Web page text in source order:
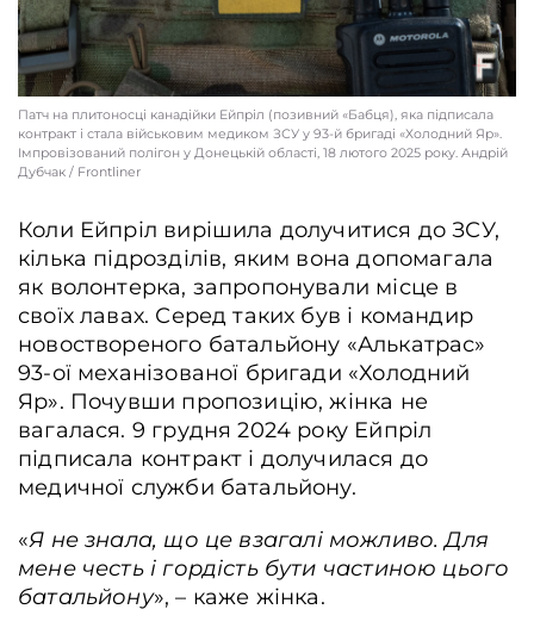
Тіла вбитих під час окупації цивільних на вулицях Бучі, Київська область,
Україна. 2 квітня 2022 року. Андрій Дубчак / Frontliner
Патч на плитоносці канадійки Ейпріл (позивний «Бабця), яка підписала
контракт і стала військовим медиком ЗСУ у 93-й бригаді «Холодний Яр».
Імпровізований полігон у Донецькій області, 18 лютого 2025 року. Андрій
Дубчак / Frontliner
Коли Ейпріл вирішила долучитися до ЗСУ,
кілька підрозділів, яким вона допомагала
як волонтерка, запропонували місце в
своїх лавах. Серед таких був і командир
новоствореного батальйону «Алькатрас»
93-ої механізованої бригади «Холодний
Яр». Почувши пропозицію, жінка не
вагалася. 9 грудня 2024 року Ейпріл
підписала контракт і долучилася до
медичної служби батальйону.
«Я не знала, що це взагалі можливо. Для
мене честь і гордість бути частиною цього
батальйону», – каже жінка.